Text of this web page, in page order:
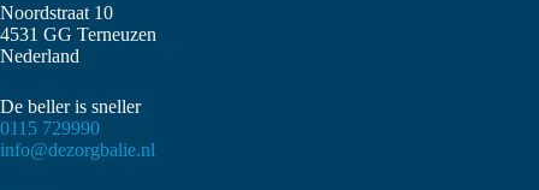
Noordstraat 10
4531 GG Terneuzen
Nederland
De beller is sneller
0115 729990
info@dezorgbalie.nl